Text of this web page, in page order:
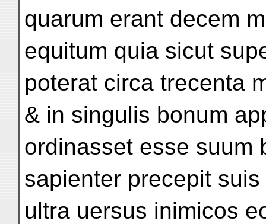
quarum erant decem
equitum quia sicut
poterat circa trecenta
& in singulis bonum
ordinasset esse suum
sapienter precepit
ultra uersus inimicos